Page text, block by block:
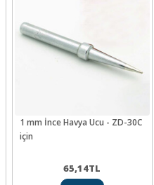
1 mm İnce Havya Ucu - ZD-30C
için
65,14TL